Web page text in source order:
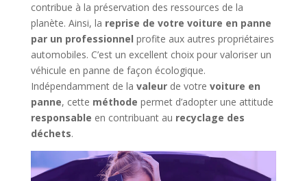
contribue à la préservation des ressources de la
planète. Ainsi, la reprise de votre voiture en panne
par un professionnel profite aux autres propriétaires
automobiles. C’est un excellent choix pour valoriser un
véhicule en panne de façon écologique.
Indépendamment de la valeurde votre voiture en
panne, cette méthode permet d’adopter une attitude
responsable en contribuant au recyclage des
déchets.